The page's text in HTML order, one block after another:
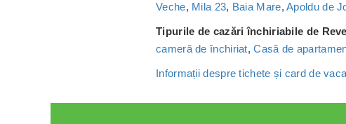
Veche, Mila 23, Baia Mare,Apoldu de
Tipurile de cazări închiriabile de
cameră de închiriat,Casă de
Informații despre tichete și card de